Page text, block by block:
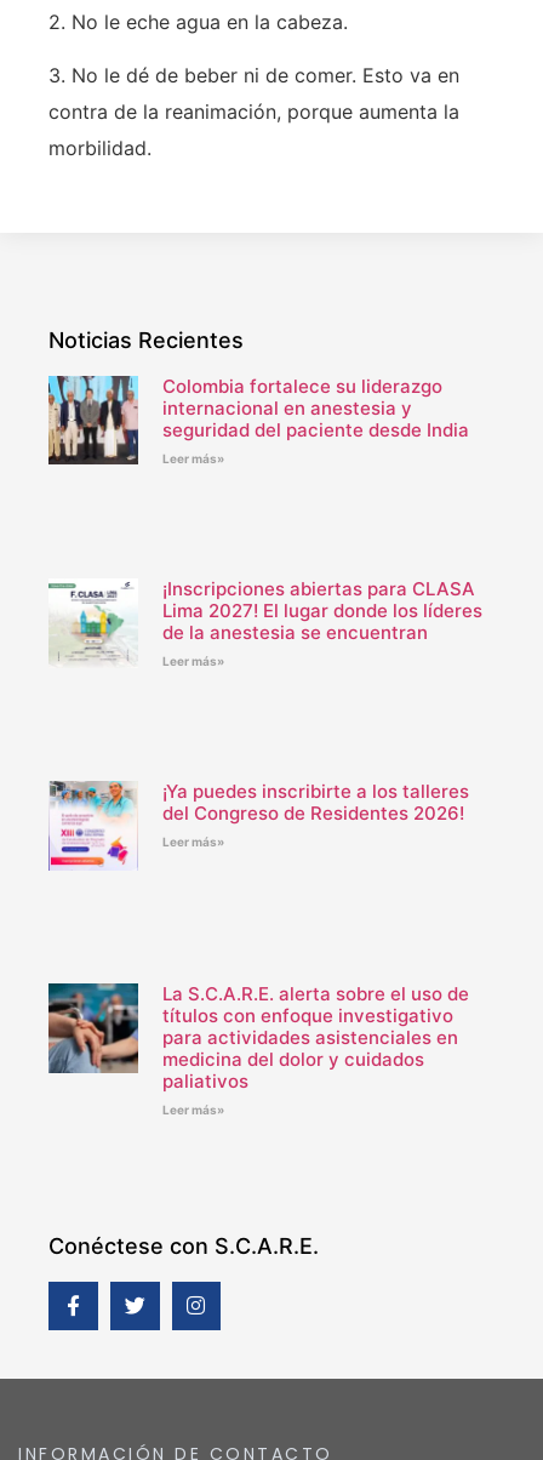
2. No le eche agua en la cabeza.
3. No le dé de beber ni de comer. Esto va en
contra de la reanimación, porque aumenta la
morbilidad.
Noticias Recientes
Colombia fortalece su liderazgo
internacional en anestesia y
seguridad del paciente desde India
Leer más»
¡Inscripciones abiertas para CLASA
Lima 2027! El lugar donde los líderes
de la anestesia se encuentran
Leer más»
¡Ya puedes inscribirte a los talleres
del Congreso de Residentes 2026!
Leer más»
La S.C.A.R.E. alerta sobre el uso de
títulos con enfoque investigativo
para actividades asistenciales en
medicina del dolor y cuidados
paliativos
Leer más»
Conéctese con S.C.A.R.E.
INFORMACIÓN DE CONTACTO